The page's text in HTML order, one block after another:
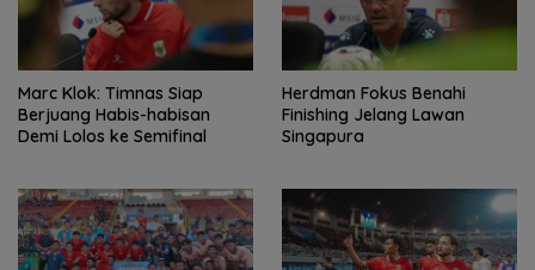
Marc Klok: Timnas Siap
Berjuang Habis-habisan
Demi Lolos ke Semifinal
Herdman Fokus Benahi
Finishing Jelang Lawan
Singapura